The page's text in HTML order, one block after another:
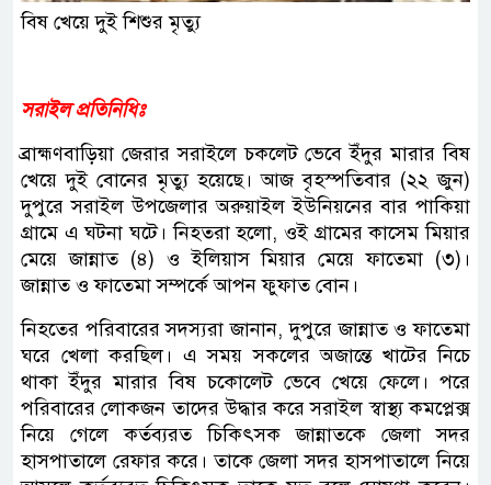
বিষ খেয়ে দুই শিশুর মৃত্যু
সরাইল প্রতিনিধিঃ
ব্রাহ্মণবাড়িয়া জেরার সরাইলে চকলেট ভেবে ইঁদুর মারার বিষ
খেয়ে দুই বোনের মৃত্যু হয়েছে। আজ বৃহস্পতিবার (২২ জুন)
দুপুরে সরাইল উপজেলার অরুয়াইল ইউনিয়নের বার পাকিয়া
গ্রামে এ ঘটনা ঘটে। নিহতরা হলো, ওই গ্রামের কাসেম মিয়ার
মেয়ে জান্নাত (৪) ও ইলিয়াস মিয়ার মেয়ে ফাতেমা (৩)।
জান্নাত ও ফাতেমা সম্পর্কে আপন ফুফাত বোন।
নিহতের পরিবারের সদস্যরা জানান, দুপুরে জান্নাত ও ফাতেমা
ঘরে খেলা করছিল। এ সময় সকলের অজান্তে খাটের নিচে
থাকা ইঁদুর মারার বিষ চকোলেট ভেবে খেয়ে ফেলে। পরে
পরিবারের লোকজন তাদের উদ্ধার করে সরাইল স্বাস্থ্য কমপ্লেক্স
নিয়ে গেলে কর্তব্যরত চিকিৎসক জান্নাতকে জেলা সদর
হাসপাতালে রেফার করে। তাকে জেলা সদর হাসপাতালে নিয়ে